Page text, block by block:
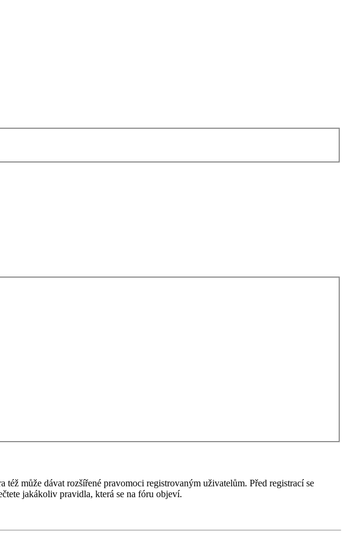
může dávat rozšířené pravomoci registrovaným uživatelům. Před registrací se
jakákoliv pravidla, která se na fóru objeví.